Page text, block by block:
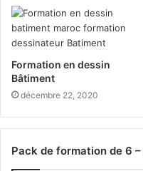
Formation en dessin
Bâtiment
décembre 22, 2020
Pack de formation de 6 –